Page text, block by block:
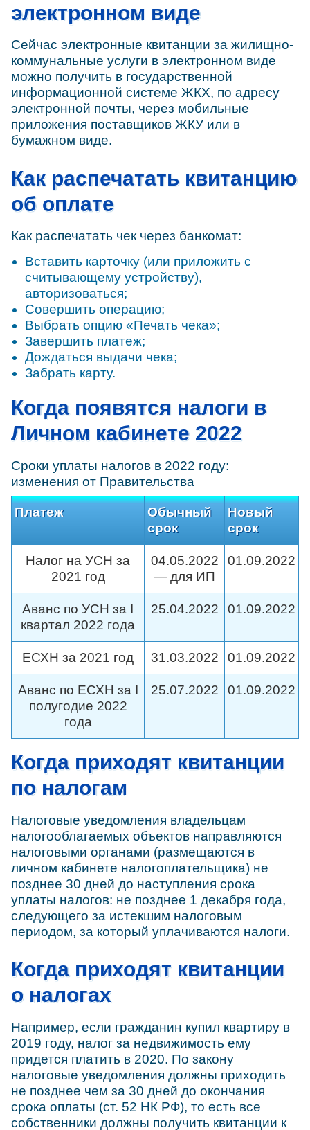
электронном виде
Сейчас электронные квитанции за жилищно-
коммунальные услуги в электронном виде
можно получить в государственной
информационной системе ЖКХ, по адресу
электронной почты, через мобильные
приложения поставщиков ЖКУ или в
бумажном виде.
Как распечатать квитанцию
об оплате
Как распечатать чек через банкомат:
Вставить карточку (или приложить с
считывающему устройству),
авторизоваться;
Совершить операцию;
Выбрать опцию «Печать чека»;
Завершить платеж;
Дождаться выдачи чека;
Забрать карту.
Когда появятся налоги в
Личном кабинете 2022
Сроки уплаты налогов в 2022 году:
изменения от Правительства
Платеж
Обычный
срок
Новый
срок
Налог на УСН за
2021 год
04.05.2022
— для ИП
01.09.2022
Аванс по УСН за I
квартал 2022 года
25.04.2022 01.09.2022
ЕСХН за 2021 год 31.03.2022 01.09.2022
Аванс по ЕСХН за I
полугодие 2022
года
25.07.2022 01.09.2022
Когда приходят квитанции
по налогам
Налоговые уведомления владельцам
налогооблагаемых объектов направляются
налоговыми органами (размещаются в
личном кабинете налогоплательщика) не
позднее 30 дней до наступления срока
уплаты налогов: не позднее 1 декабря года,
следующего за истекшим налоговым
периодом, за который уплачиваются налоги.
Когда приходят квитанции
о налогах
Например, если гражданин купил квартиру в
2019 году, налог за недвижимость ему
придется платить в 2020. По закону
налоговые уведомления должны приходить
не позднее чем за 30 дней до окончания
срока оплаты (ст. 52 НК РФ), то есть все
собственники должны получить квитанции к